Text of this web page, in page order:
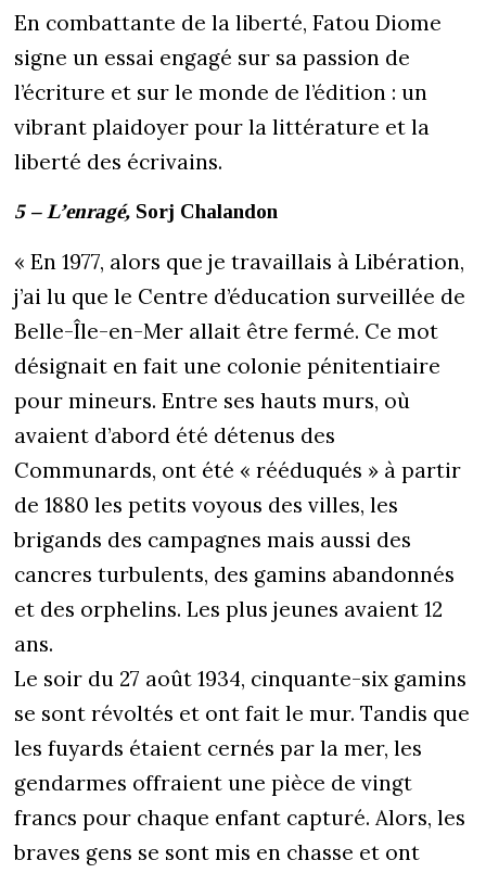
En combattante de la liberté, Fatou Diome
signe un essai engagé sur sa passion de
l’écriture et sur le monde de l’édition : un
vibrant plaidoyer pour la littérature et la
liberté des écrivains.
5 – L’enragé, Sorj Chalandon
« En 1977, alors que je travaillais à Libération,
j’ai lu que le Centre d’éducation surveillée de
Belle-Île-en-Mer allait être fermé. Ce mot
désignait en fait une colonie pénitentiaire
pour mineurs. Entre ses hauts murs, où
avaient d’abord été détenus des
Communards, ont été « rééduqués » à partir
de 1880 les petits voyous des villes, les
brigands des campagnes mais aussi des
cancres turbulents, des gamins abandonnés
et des orphelins. Les plus jeunes avaient 12
ans.
Le soir du 27 août 1934, cinquante-six gamins
se sont révoltés et ont fait le mur. Tandis que
les fuyards étaient cernés par la mer, les
gendarmes offraient une pièce de vingt
francs pour chaque enfant capturé. Alors, les
braves gens se sont mis en chasse et ont